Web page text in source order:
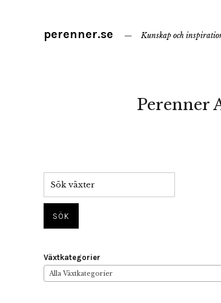
perenner.se Kunskap och
Perenner
Växtkategorier
Alla Växtkategorier